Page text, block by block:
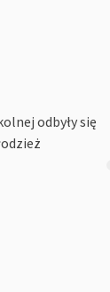
odbyły się